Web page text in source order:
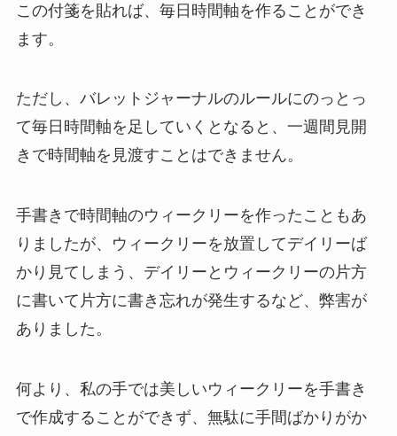
この付箋を貼れば、毎日時間軸を作ることができ
ます。
ただし、バレットジャーナルのルールにのっとっ
て毎日時間軸を足していくとなると、一週間見開
きで時間軸を見渡すことはできません。
手書きで時間軸のウィークリーを作ったこともあ
りましたが、ウィークリーを放置してデイリーば
かり見てしまう、デイリーとウィークリーの片方
に書いて片方に書き忘れが発生するなど、弊害が
ありました。
何より、私の手では美しいウィークリーを手書き
で作成することができず、無駄に手間ばかりがか